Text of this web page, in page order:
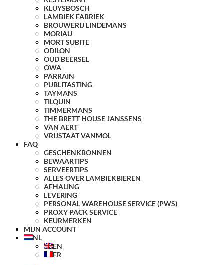
KLUYSBOSCH
LAMBIEK FABRIEK
BROUWERIJ LINDEMANS
MORIAU
MORT SUBITE
ODILON
OUD BEERSEL
OWA
PARRAIN
PUBLITASTING
TAYMANS
TILQUIN
TIMMERMANS
THE BRETT HOUSE JANSSENS
VAN AERT
VRIJSTAAT VANMOL
FAQ
GESCHENKBONNEN
BEWAARTIPS
SERVEERTIPS
ALLES OVER LAMBIEKBIEREN
AFHALING
LEVERING
PERSONAL WAREHOUSE SERVICE (PWS)
PROXY PACK SERVICE
KEURMERKEN
MIJN ACCOUNT
NL
EN
FR